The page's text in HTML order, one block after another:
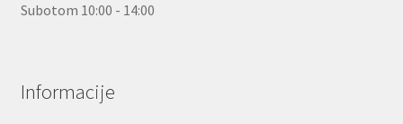
Subotom 10:00 - 14:00
Informacije